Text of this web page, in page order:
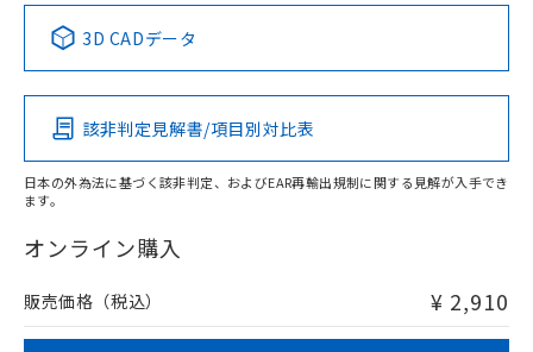
Pb Hg Cd Cr(VI)
O
在庫等で未対応品が混在する可能性があります。
問い合わせください。
この製品の規格認証/適合状況ページへ
その他の認証はこちらのページからご検索ください
3D CADデータ
該非判定見解書/項目別対比表
日本の外為法に基づく該非判定、およびEAR再輸出規制に関する見解が入手でき
ます。
オンライン購入
販売価格（税込） ¥ 2,910